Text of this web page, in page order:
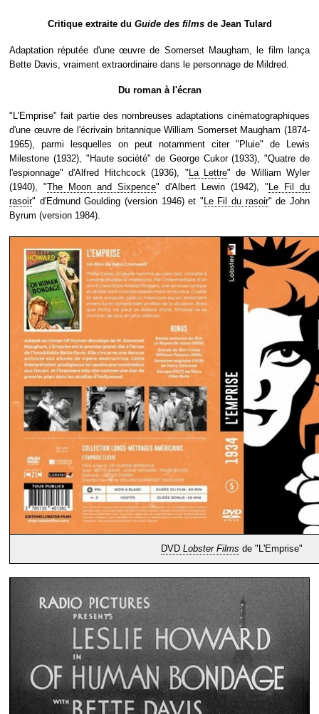
Critique extraite du Guide des filmsde Jean Tulard
Adaptation réputée d'une œuvre de Somerset Maugham, le film lança
Bette Davis, vraiment extraordinaire dans le personnage de Mildred.
Du roman à l'écran
"L'Emprise" fait partie des nombreuses adaptations cinématographiques
d'une œuvre de l'écrivain britannique William Somerset Maugham (1874-
1965), parmi lesquelles on peut notamment citer "Pluie" de Lewis
Milestone (1932), "Haute société" de George Cukor (1933), "Quatre de
l'espionnage" d'Alfred Hitchcock (1936), " La Lettre" de William Wyler
(1940), "The Moon and Sixpence" d'Albert Lewin (1942), " Le Fil du
rasoir" d'Edmund Goulding (version 1946) et " Le Fil du rasoir" de John
Byrum (version 1984).
DVD Lobster Films de "L'Emprise"